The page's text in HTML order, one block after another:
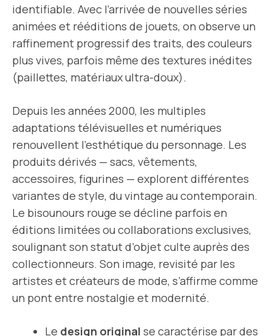
identifiable. Avec l’arrivée de nouvelles séries
animées et rééditions de jouets, on observe un
raffinement progressif des traits, des couleurs
plus vives, parfois même des textures inédites
(paillettes, matériaux ultra-doux).
Depuis les années 2000, les multiples
adaptations télévisuelles et numériques
renouvellent l’esthétique du personnage. Les
produits dérivés — sacs, vêtements,
accessoires, figurines — explorent différentes
variantes de style, du vintage au contemporain.
Le bisounours rouge se décline parfois en
éditions limitées ou collaborations exclusives,
soulignant son statut d’objet culte auprès des
collectionneurs. Son image, revisité par les
artistes et créateurs de mode, s’affirme comme
un pont entre nostalgie et modernité.
Le design original se caractérise par des